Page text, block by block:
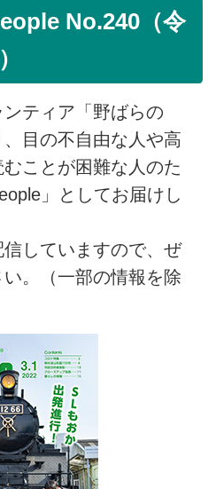
No.240（令
ティア「野ばらの
目の不自由な人や高
ことが困難な人のた
」としてお届けし
していますので、ぜ
。（一部の情報を除